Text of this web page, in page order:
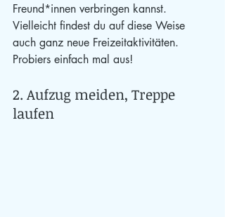
Freund*innen verbringen kannst.
Vielleicht findest du auf diese Weise
auch ganz neue Freizeitaktivitäten.
Probiers einfach mal aus!
2. Aufzug meiden, Treppe
laufen